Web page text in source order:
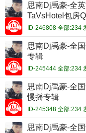
思南Dj禹豪-全
TaVsHotel包房
ID-246808 全部:234
思南Dj禹豪-全
专辑
ID-245444 全部:234
思南Dj禹豪-全
慢摇专辑
ID-245348 全部:234
思南Dj禹豪-全